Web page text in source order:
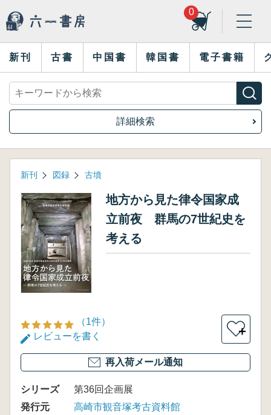
0
新刊 古書 中国書 韓国書 電子書籍
詳細検索
新刊 図録 古墳
地方から見た律令国家成
立前夜 群馬の7世紀史を
考える
（1件）
レビューを書く
＋
再入荷メール通知
シリーズ
第36回企画展
発行元
高崎市観音塚考古資料館